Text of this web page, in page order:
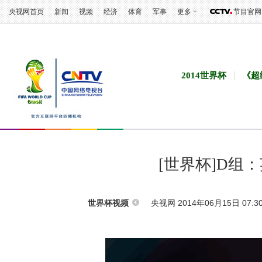
央视网首页 新闻 视频 经济 体育 军事 更多 节目官网
2014世界杯 《
[世界杯]D组
世界杯视频 央视网 2014年06月15日